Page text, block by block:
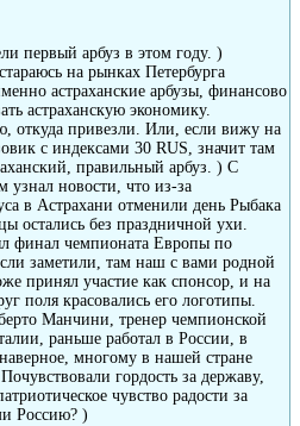
первый арбуз в этом году. )
на рынках Петербурга
астраханские арбузы, финансово
астраханскую экономику.
откуда привезли. Или, если вижу на
с индексами 30 RUS, значит там
правильный арбуз. ) С
узнал новости, что из-за
в Астрахани отменили день Рыбака
остались без праздничной ухи.
финал чемпионата Европы по
заметили, там наш с вами родной
принял участие как спонсор, и на
поля красовались его логотипы.
Манчини, тренер чемпионской
раньше работал в России, в
многому в нашей стране
гордость за державу,
чувство радости за
Россию? )